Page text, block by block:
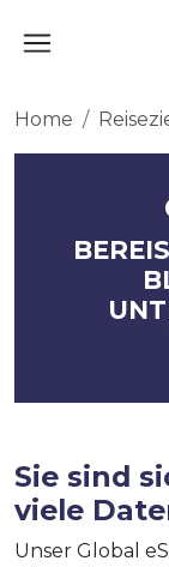
Home
Sie sind
viele
Unser Global